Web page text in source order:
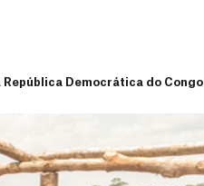
Democrática do Congo